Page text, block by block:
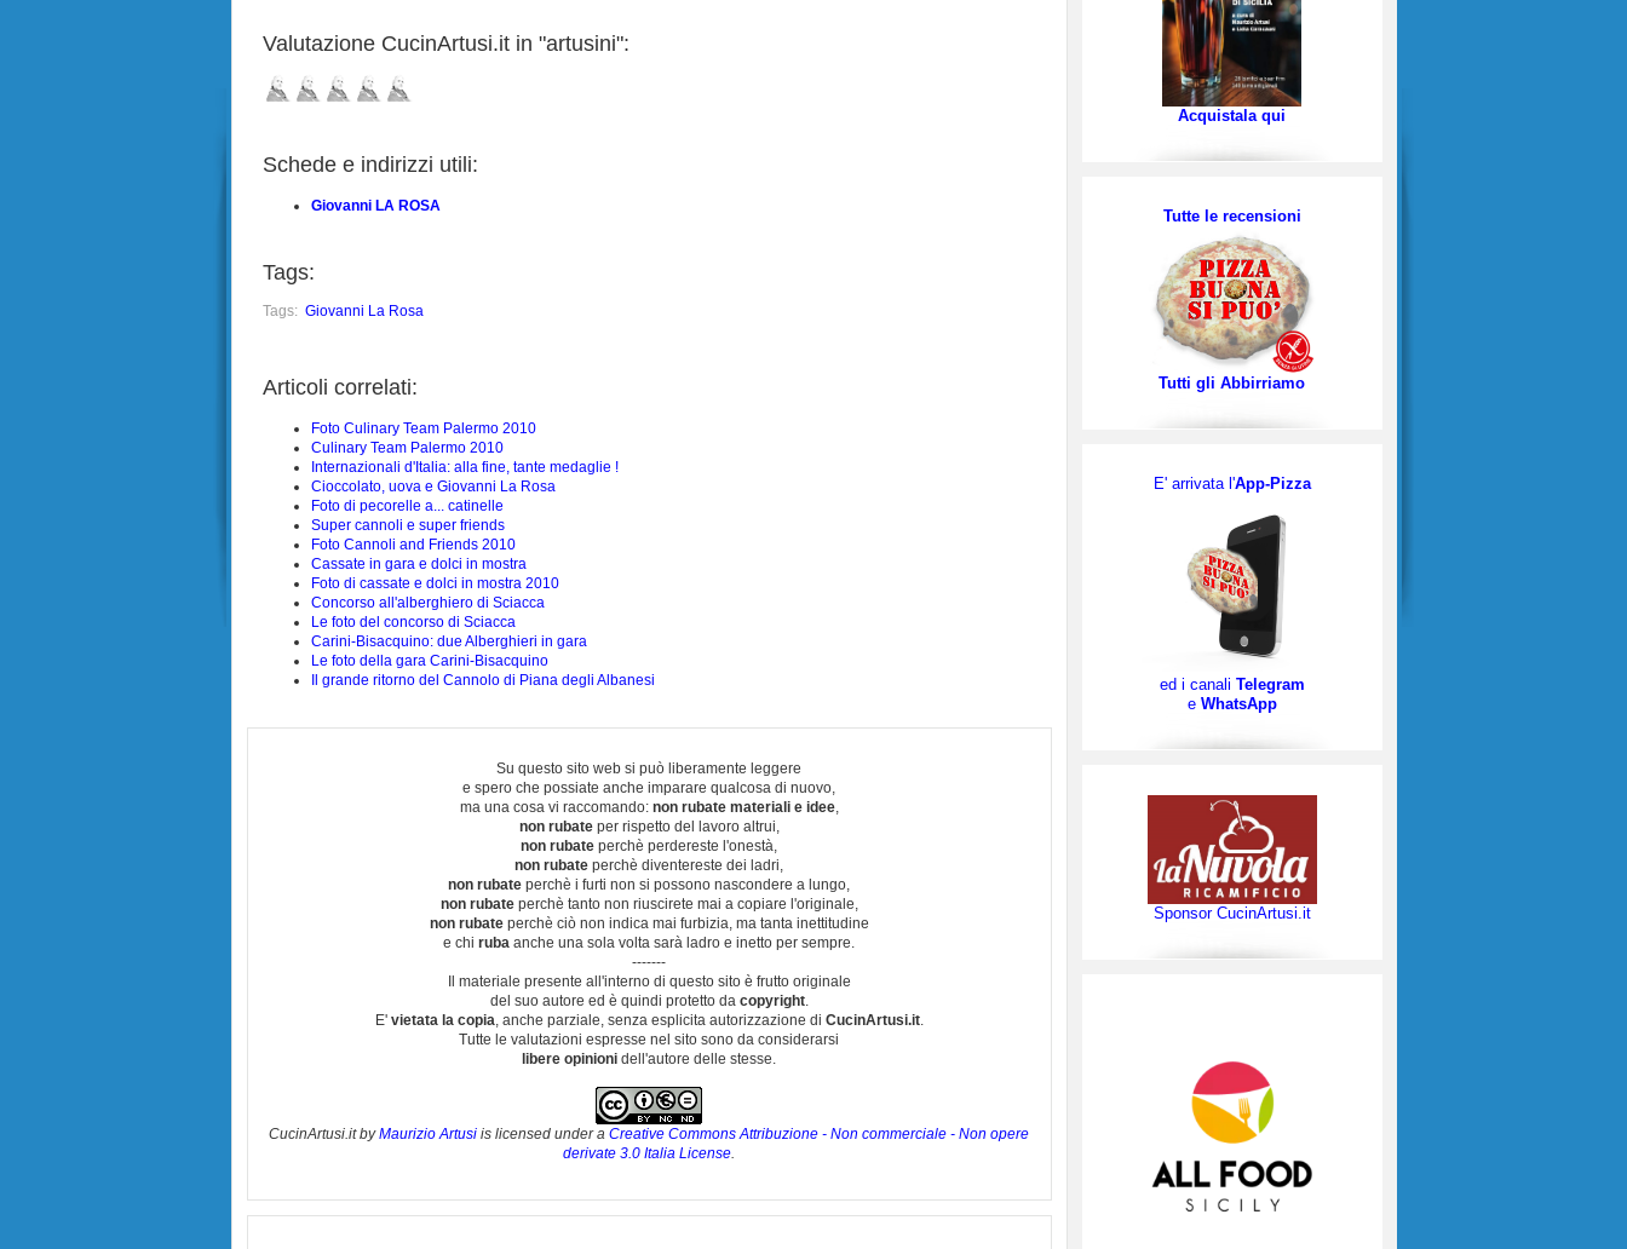
Valutazione CucinArtusi.it in "artusini":
Schede e indirizzi utili:
Giovanni LA ROSA
Tags:
Tags: Giovanni La Rosa
Articoli correlati:
Foto Culinary Team Palermo 2010
Culinary Team Palermo 2010
Internazionali d'Italia: alla fine, tante medaglie !
Cioccolato, uova e Giovanni La Rosa
Foto di pecorelle a... catinelle
Super cannoli e super friends
Foto Cannoli and Friends 2010
Cassate in gara e dolci in mostra
Foto di cassate e dolci in mostra 2010
Concorso all'alberghiero di Sciacca
Le foto del concorso di Sciacca
Carini-Bisacquino: due Alberghieri in gara
Le foto della gara Carini-Bisacquino
Il grande ritorno del Cannolo di Piana degli Albanesi
Su questo sito web si può liberamente leggere
e spero che possiate anche imparare qualcosa di nuovo,
ma una cosa vi raccomando: non rubate materiali e idee,
non rubateper rispetto del lavoro altrui,
non rubate perchè perdereste l'onestà,
non rubate perchè diventereste dei ladri,
non rubate perchè i furti non si possono nascondere a lungo,
non rubateperchè tanto non riuscirete mai a copiare l'originale,
non rubateperchè ciò non indica mai furbizia, ma tanta inettitudine
e chi ruba anche una sola volta sarà ladro e inetto per sempre.
-------
Il materiale presente all'interno di questo sito è frutto originale
del suo autore ed è quindi protetto da copyright.
E' vietata la copia, anche parziale, senza esplicita autorizzazione di CucinArtusi.it.
Tutte le valutazioni espresse nel sito sono da considerarsi
libere opinioni dell'autore delle stesse.
CucinArtusi.itbyMaurizio Artusi is licensed under a Creative Commons Attribuzione - Non commerciale - Non opere
derivate 3.0 Italia License.
Acquistala qui
Tutte le recensioni
Tutti gli Abbirriamo
E' arrivata l'App-Pizza
ed i canali Telegram
e WhatsApp
Sponsor CucinArtusi.it